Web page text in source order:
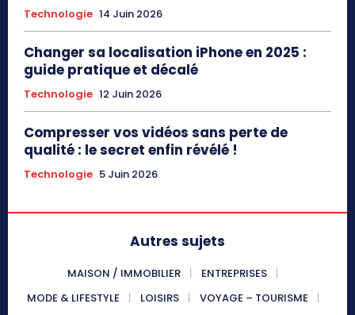
Technologie 14 Juin 2026
Changer sa localisation iPhone en 2025 :
guide pratique et décalé
Technologie 12 Juin 2026
Compresser vos vidéos sans perte de
qualité : le secret enfin révélé !
Technologie 5 Juin 2026
Autres sujets
MAISON / IMMOBILIER
ENTREPRISES
MODE & LIFESTYLE
LOISIRS
VOYAGE – TOURISME